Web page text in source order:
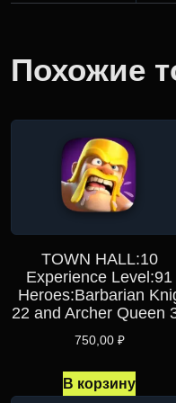
Похожие
TOWN HALL:10
Experience Level:91
Heroes:Barbarian
22 and Archer Queen
750,00 ₽
В корзину